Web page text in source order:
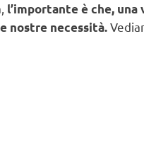
l’importante è che,
nostre necessità.